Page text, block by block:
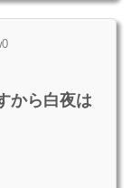
から白夜は